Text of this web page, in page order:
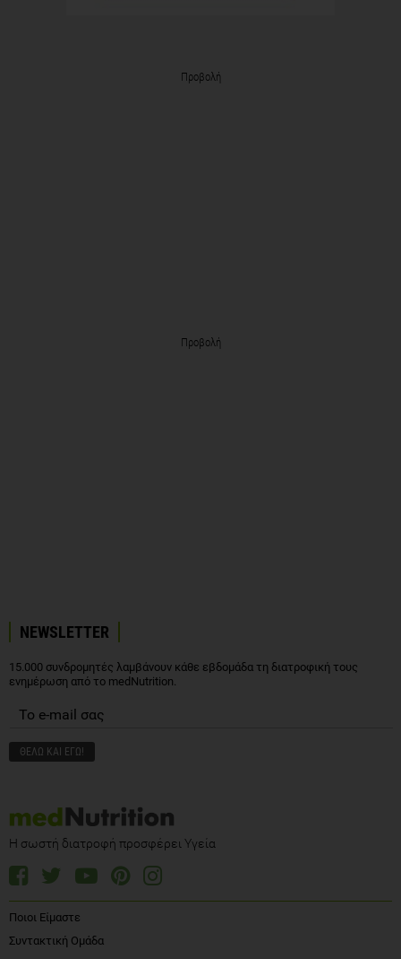
Προβολή
Προβολή
NEWSLETTER
15.000 συνδρομητές λαμβάνουν κάθε εβδομάδα τη διατροφική τους
ενημέρωση από το medNutrition.
Η σωστή διατροφή προσφέρει Υγεία
Ποιοι Είμαστε
Συντακτική Ομάδα